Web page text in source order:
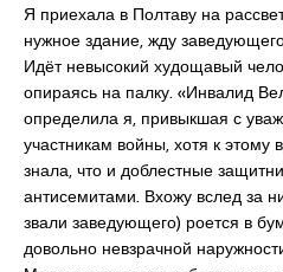
Я приехала в Полтаву на
нужное здание, жду
Идёт невысокий худощавый
опираясь на палку. «Инвалид
определила я, привыкшая с
участникам войны, хотя к
знала, что и доблестные
антисемитами. Вхожу вслед за
звали заведующего) роется в
довольно невзрачной